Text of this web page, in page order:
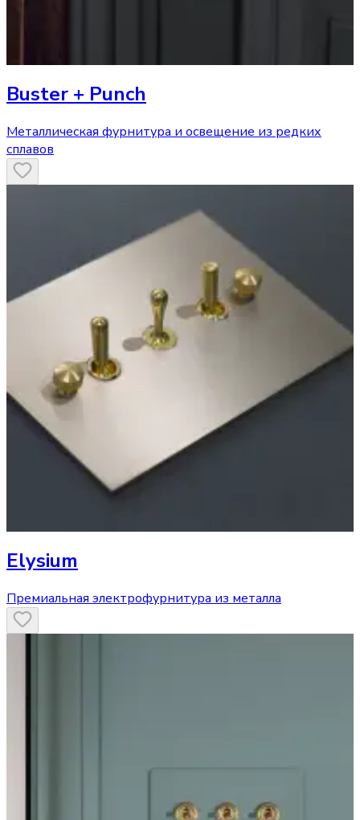
Buster + Punch
Металлическая фурнитура и освещение из редких
сплавов
Elysium
Премиальная электрофурнитура из металла